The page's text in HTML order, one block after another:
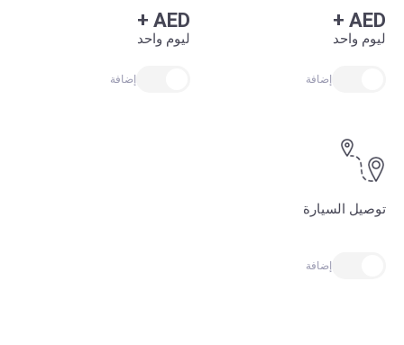
+AED
ليوم واحد
إضافة
+AED
ليوم واحد
إضافة
توصيل السيارة
إضافة